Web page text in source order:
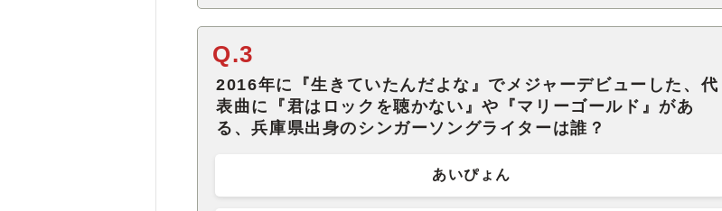
Q.3
2016年に『生きていたんだよな』でメジャーデビューした、代
表曲に『君はロックを聴かない』や『マリーゴールド』があ
る、兵庫県出身のシンガーソングライターは誰？
あいぴょん